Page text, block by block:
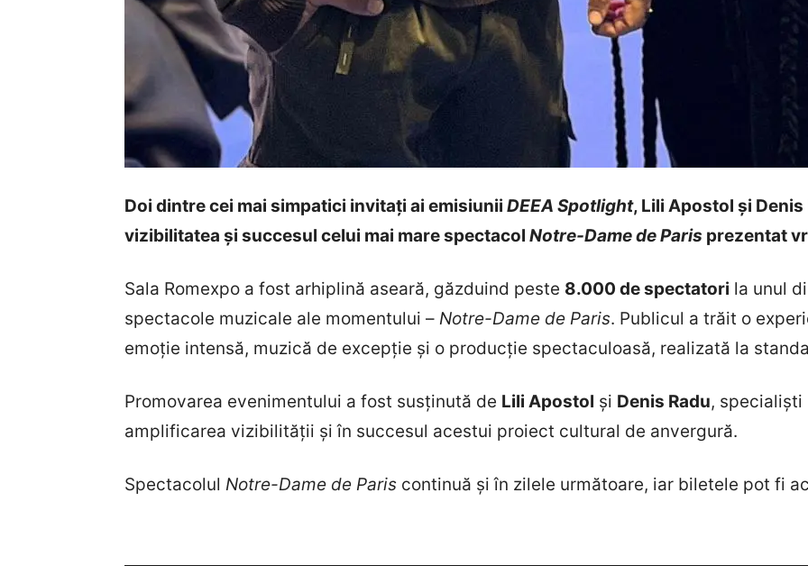
Doi dintre cei mai simpatici invitați ai emisiunii DEEA Spotlight, Lili Apostol și
vizibilitatea și succesul celui mai mare spectacol Notre-Dame de Paris prezentat
Sala Romexpo a fost arhiplină aseară, găzduind peste 8.000 de spectatori la unul
spectacole muzicale ale momentului – Notre-Dame de Paris. Publicul a trăit o
emoție intensă, muzică de excepție și o producție spectaculoasă, realizată la
Promovarea evenimentului a fost susținută de Lili Apostol și Denis Radu, specialiști
amplificarea vizibilității și în succesul acestui proiect cultural de anvergură.
Spectacolul Notre-Dame de Paris continuă și în zilele următoare, iar biletele pot fi